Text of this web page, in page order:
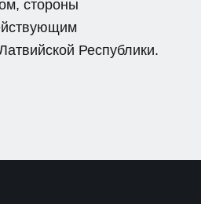
стороны
Республики.